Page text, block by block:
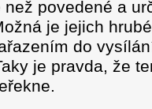
povedené a
je jejich
do
je pravda, že